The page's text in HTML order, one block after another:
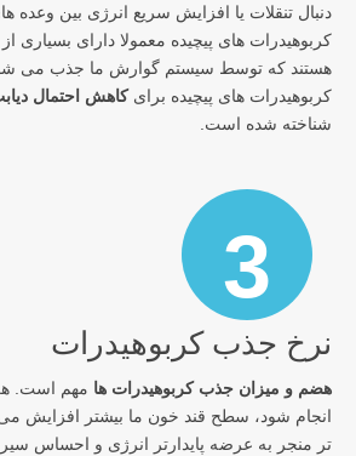
دنبال تنقلات یا افزایش سریع انرژی بین وعده
کربوهیدرات های پیچیده معمولا دارای بسیاری از
هستند که توسط سیستم گوارش ما جذب می
کربوهیدرات های پیچیده برایکاهش احتمال
شناخته شده است.
3
نرخ جذب کربوهیدرات
هضم و میزان جذب کربوهیدرات ها مهم است.
انجام شود، سطح قند خون ما بیشتر افزایش می
تر منجر به عرضه پایدارتر انرژی و احساس